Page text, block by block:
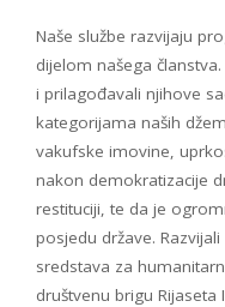
Naše službe razvijaju
dijelom našega
i prilagođavali njihove
kategorijama naših
vakufske imovine,
nakon demokratizacije
restituciji, te da je
posjedu države.
sredstava za
društvenu brigu Rijaseta